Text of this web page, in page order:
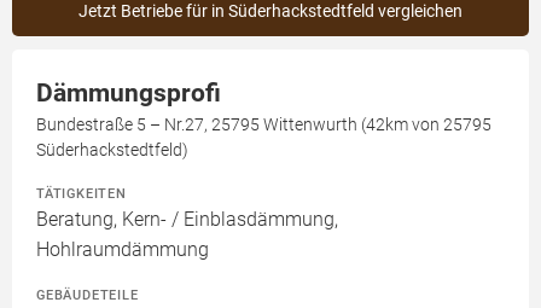
Jetzt Betriebe für in Süderhackstedtfeld vergleichen
Dämmungsprofi
Bundestraße 5 – Nr.27, 25795 Wittenwurth (42km von 25795
Süderhackstedtfeld)
TÄTIGKEITEN
Beratung, Kern- / Einblasdämmung,
Hohlraumdämmung
GEBÄUDETEILE